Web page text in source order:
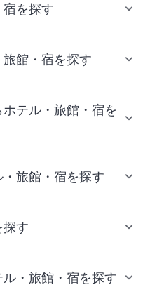
を探す
館・宿を探す
テル・旅館・宿を
旅館・宿を探す
探す
・旅館・宿を探す